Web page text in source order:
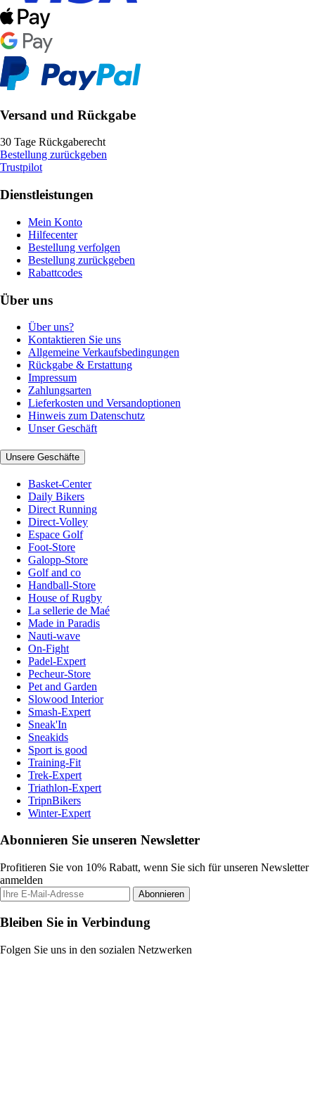
Versand und Rückgabe
30 Tage Rückgaberecht
Bestellung zurückgeben
Trustpilot
Dienstleistungen
Mein Konto
Hilfecenter
Bestellung verfolgen
Bestellung zurückgeben
Rabattcodes
Über uns
Über uns?
Kontaktieren Sie uns
Allgemeine Verkaufsbedingungen
Rückgabe & Erstattung
Impressum
Zahlungsarten
Lieferkosten und Versandoptionen
Hinweis zum Datenschutz
Unser Geschäft
Unsere Geschäfte
Basket-Center
Daily Bikers
Direct Running
Direct-Volley
Espace Golf
Foot-Store
Galopp-Store
Golf and co
Handball-Store
House of Rugby
La sellerie de Maé
Made in Paradis
Nauti-wave
On-Fight
Padel-Expert
Pecheur-Store
Pet and Garden
Slowood Interior
Smash-Expert
Sneak'In
Sneakids
Sport is good
Training-Fit
Trek-Expert
Triathlon-Expert
TripnBikers
Winter-Expert
Abonnieren Sie unseren Newsletter
Profitieren Sie von 10% Rabatt, wenn Sie sich für unseren Newsletter
anmelden
Abonnieren
Bleiben Sie in Verbindung
Folgen Sie uns in den sozialen Netzwerken